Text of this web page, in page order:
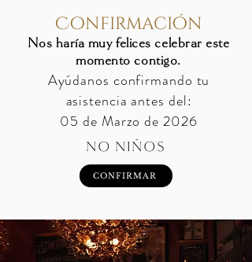
Confirmación
Nos haría muy felices celebrar este
momento contigo.
Ayúdanos confirmando tu
asistencia antes del:
05 de Marzo de 2026
NO NIÑOS
CONFIRMAR